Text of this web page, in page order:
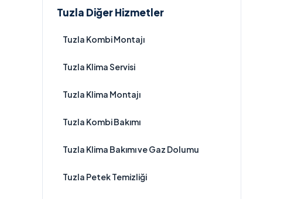
Tuzla Diğer Hizmetler
Tuzla Kombi Montajı
Tuzla Klima Servisi
Tuzla Klima Montajı
Tuzla Kombi Bakımı
Tuzla Klima Bakımı ve Gaz Dolumu
Tuzla Petek Temizliği